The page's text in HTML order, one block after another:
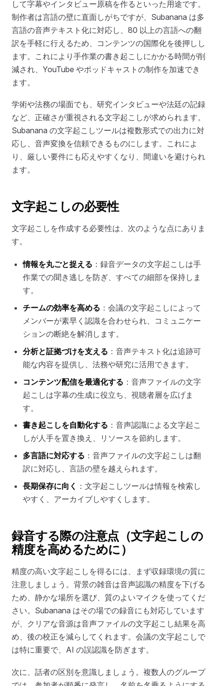
して字幕やインタビュー原稿を作るといった用途です。
制作者は言語の壁に直面しがちですが、Subanana は多
言語の音声テキスト化に対応し、80 以上の言語への翻
訳を手軽に行えるため、コンテンツの国際化を後押しし
ます。これにより手作業の書き起こしにかかる時間が削
減され、YouTube やポッドキャストの制作を加速でき
ます。
学術や法務の場面でも、研究インタビューや法廷の記録
など、正確さが重視される文字起こしが求められます。
Subanana の文字起こしツールは複数形式での出力に対
応し、音声変換を信頼できるものにします。これによ
り、厳しい要件にも応えやすくなり、間違いを避けられ
ます。
文字起こしの必要性
文字起こしを作成する必要性は、次のような点にありま
す。
情報を丸ごと捉える ：録音データの文字起こしは手
作業での聞き逃しを防ぎ、すべての細部を保持しま
す。
チームの効率を高める ：会議の文字起こしによって
メンバーが素早く認識を合わせられ、コミュニケー
ションの断絶を解消します。
分析と証拠づけを支える ：音声テキスト化は追跡可
能な内容を提供し、法務や研究に活用できます。
コンテンツ配信を最適化する ：音声ファイルの文字
起こしは字幕の生成に役立ち、視聴者層を広げま
す。
書き起こしを自動化する ：音声認識による文字起こ
しが人手を置き換え、リソースを節約します。
多言語に対応する ：音声ファイルの文字起こしは翻
訳に対応し、言語の壁を越えられます。
長期保存に向く ：文字起こしツールは情報を検索し
やすく、アーカイブしやすくします。
録音する際の注意点（文字起こしの
精度を高めるために）
精度の高い文字起こしを得るには、まず収録環境の質に
注意しましょう。背景の雑音は音声認識の精度を下げる
ため、静かな場所を選び、質のよいマイクを使ってくだ
さい。Subanana はその場での録音にも対応しています
が、クリアな音源は音声ファイルの文字起こし結果を高
め、後の校正を減らしてくれます。会議の文字起こしで
は特に重要で、AI の誤認識を防ぎます。
次に、話者の区別を意識しましょう。複数人のグループ